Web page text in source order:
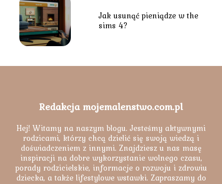
Jak usunąć pieniądze w the
sims 4?
Redakcja mojemalenstwo.com.pl
Hej! Witamy na naszym blogu. Jesteśmy aktywnymi
rodzicami, którzy chcą dzielić się swoją wiedzą i
doświadczeniem z innymi. Znajdziesz u nas masę
inspiracji na dobre wykorzystanie wolnego czasu,
porady rodzicielskie, informacje o rozwoju i zdrowiu
dziecka, a także lifestylowe wstawki. Zapraszamy do